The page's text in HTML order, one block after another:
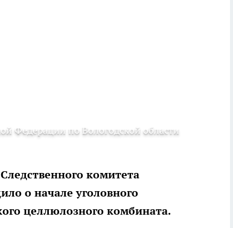
Федерации по Вологодской области
комитета
о начале уголовного
целлюлозного комбината.